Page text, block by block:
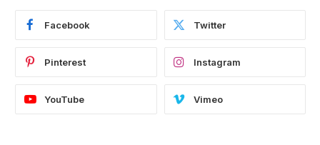
Facebook Twitter
Pinterest Instagram
YouTube Vimeo